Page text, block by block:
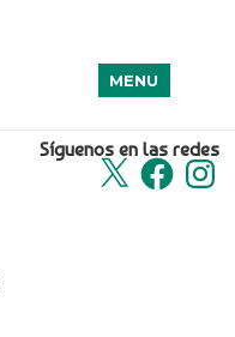
Síguenos en las redes
X Facebook
MENU